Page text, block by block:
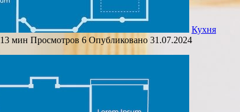
Кухня
13 мин Просмотров 6 Опубликовано 31.07.2024